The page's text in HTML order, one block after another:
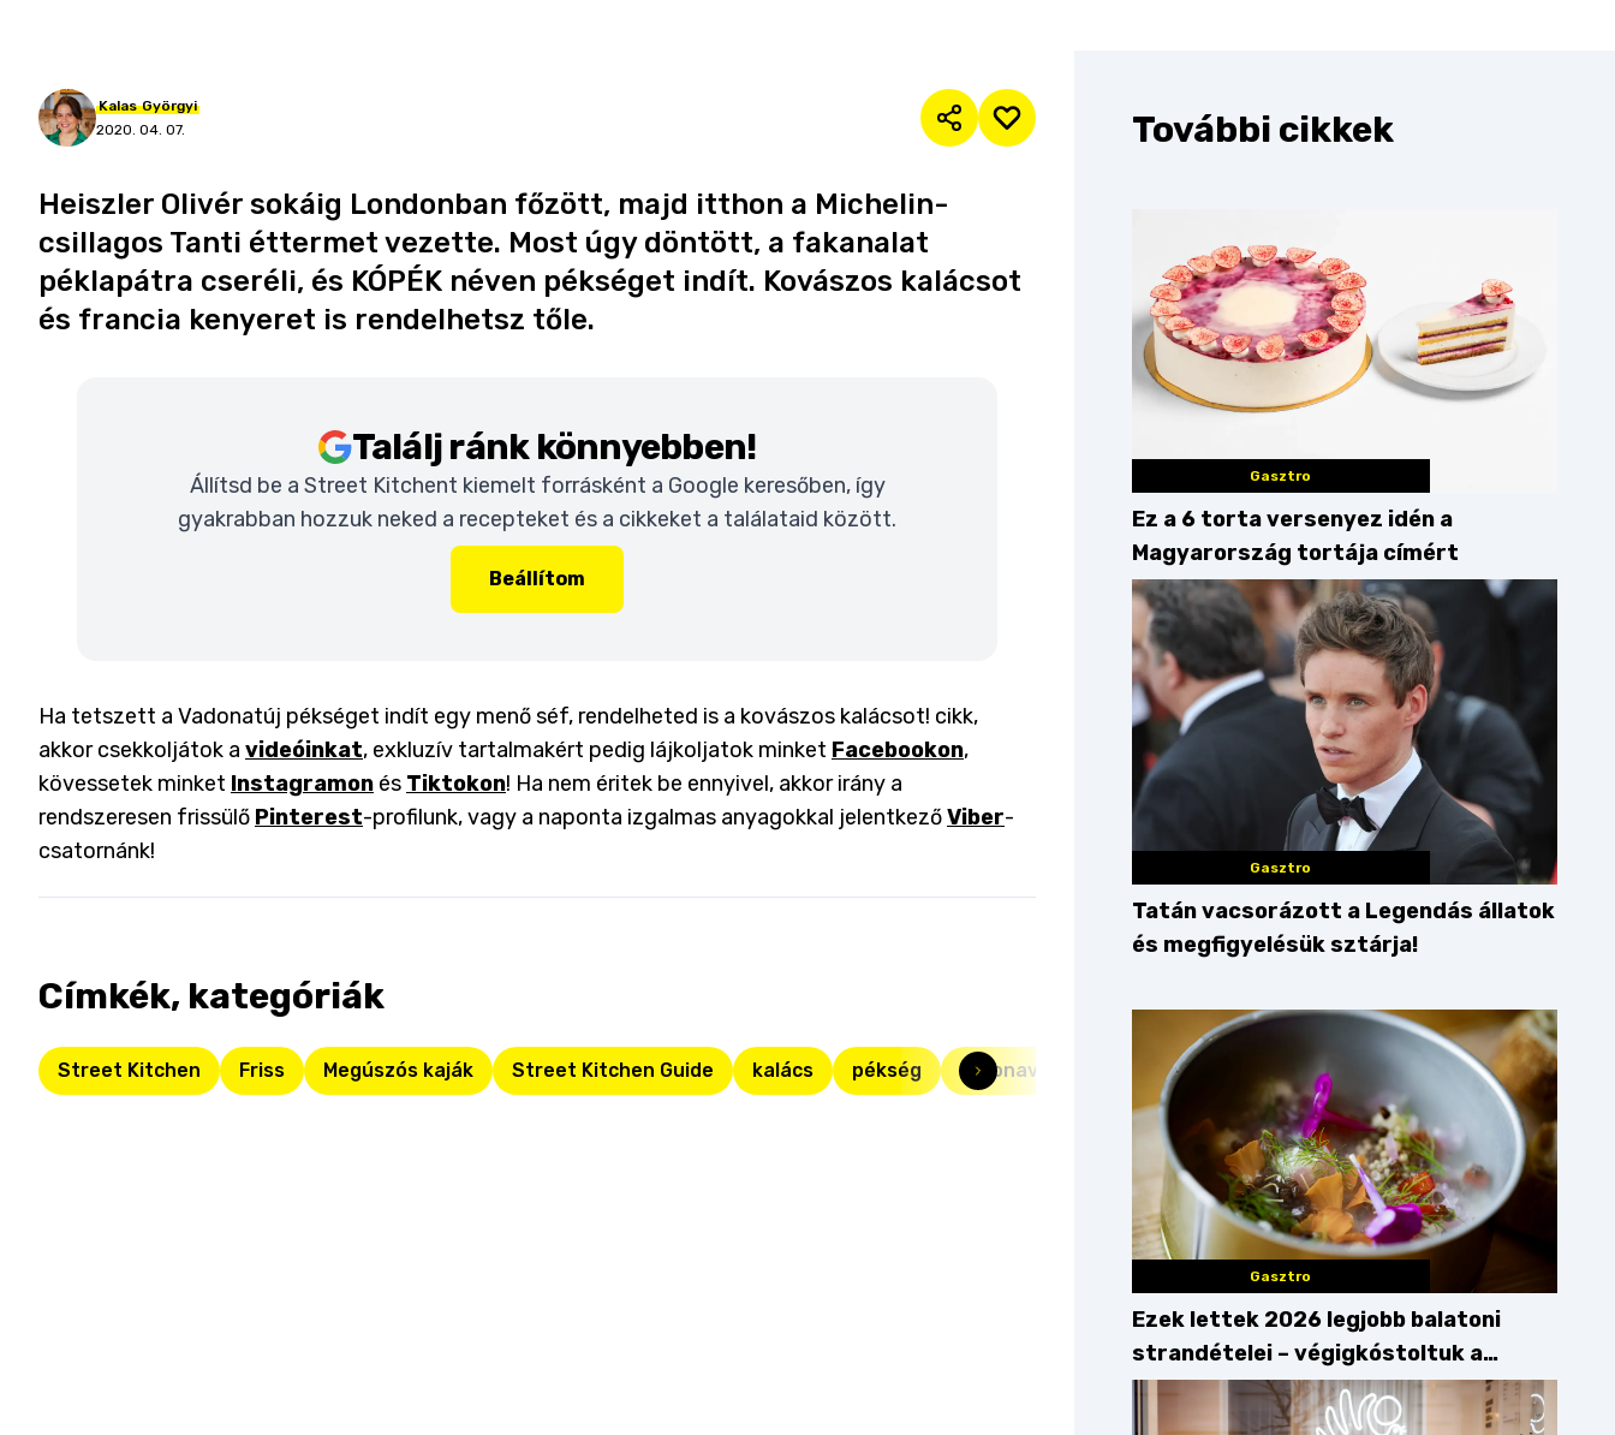
Kalas Györgyi
2020. 04. 07.
Heiszler Olivér sokáig Londonban főzött, majd itthon a Michelin-
csillagos Tanti éttermet vezette. Most úgy döntött, a fakanalat
péklapátra cseréli, és KÓPÉK néven pékséget indít. Kovászos kalácsot
és francia kenyeret is rendelhetsz tőle.
Találj ránk könnyebben!
Állítsd be a Street Kitchent kiemelt forrásként a Google keresőben, így
gyakrabban hozzuk neked a recepteket és a cikkeket a találataid között.
Beállítom
Ha tetszett a Vadonatúj pékséget indít egy menő séf, rendelheted is a kovászos kalácsot! cikk,
akkor csekkoljátok a videóinkat, exkluzív tartalmakért pedig lájkoljatok minket Facebookon,
kövessetek minket Instagramon és Tiktokon! Ha nem éritek be ennyivel, akkor irány a
rendszeresen frissülő Pinterest-profilunk, vagy a naponta izgalmas anyagokkal jelentkezőViber-
csatornánk!
Címkék, kategóriák
Street Kitchen Friss Megúszós kaják Street Kitchen Guide kalács pékség koronavírus
További cikkek
Gasztro
Ez a 6 torta versenyez idén a
Magyarország tortája címért
Gasztro
Tatán vacsorázott a Legendás állatok
és megfigyelésük sztárja!
Gasztro
Ezek lettek 2026 legjobb balatoni
strandételei – végigkóstoltuk a
győzteseket